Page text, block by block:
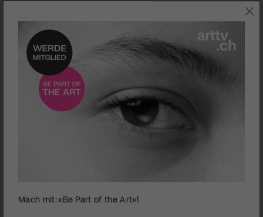
seconds
Kino | Superhero Movie
Mach mit: «Be Part of the Art»!